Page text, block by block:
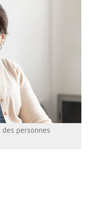
personnes